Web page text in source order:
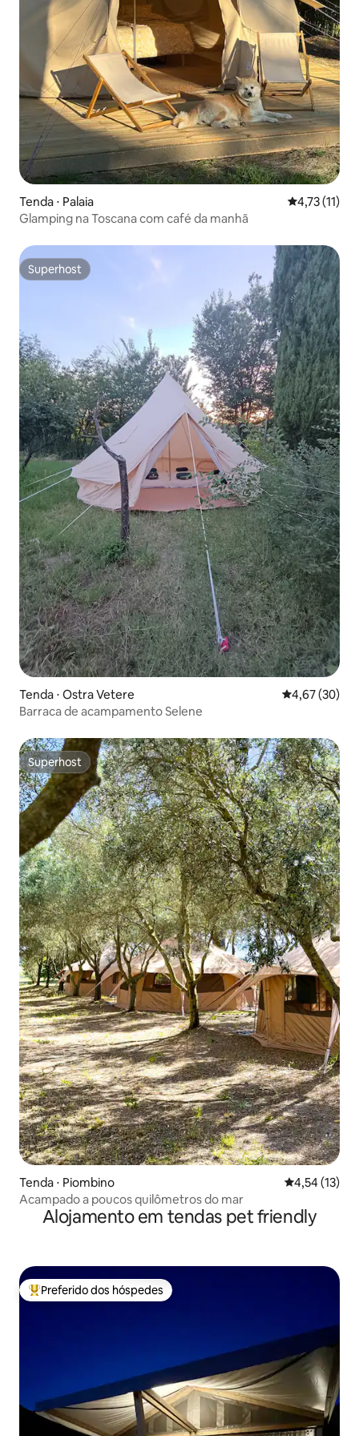
Tenda ⋅ Palaia 4,73 de uma
4,73 (11)
Glamping na Toscana com café da manhã
Superhost
Superhost
Tenda ⋅ Ostra Vetere 4,67 de uma
4,67 (30)
Barraca de acampamento Selene
Superhost
Superhost
Tenda ⋅ Piombino 4,54 de uma
4,54 (13)
Acampado a poucos quilômetros do mar
Alojamento em tendas pet friendly
Entre os melhores preferidos dos hóspedes
Preferido dos hóspedes